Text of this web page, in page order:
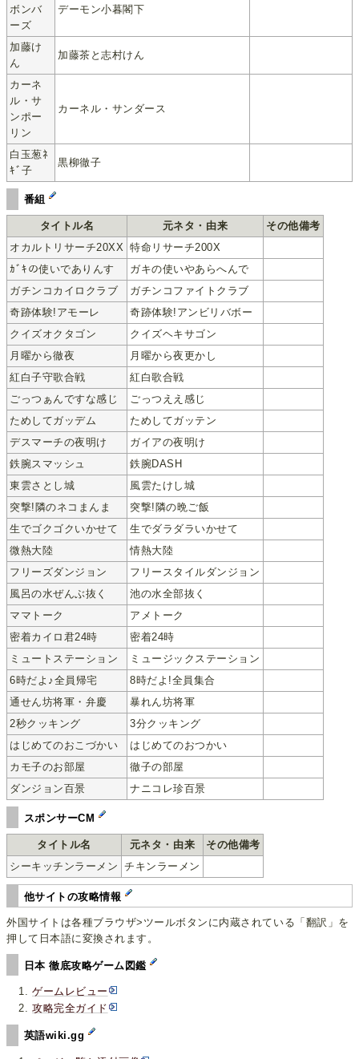
ボンバ
ーズ
デーモン小暮閣下
加藤け
ん
加藤茶と志村けん
カーネ
ル・サ
ンポー
リン
カーネル・サンダース
白玉葱ﾈ
ｷﾞ子
黒柳徹子
番組
タイトル名 元ネタ・由来
その他備考
オカルトリサーチ20XX 特命リサーチ200X
ｶﾞｷの使いでありんす
ガキの使いやあらへんで
ガチンコカイロクラブ
ガチンコファイトクラブ
奇跡体験!アモーレ
奇跡体験!アンビリバボー
クイズオクタゴン
クイズヘキサゴン
月曜から徹夜
月曜から夜更かし
紅白子守歌合戦
紅白歌合戦
ごっつぁんですな感じ
ごっつええ感じ
ためしてガッデム
ためしてガッテン
デスマーチの夜明け
ガイアの夜明け
鉄腕スマッシュ
鉄腕DASH
東雲さとし城
風雲たけし城
突撃!隣のネコまんま
突撃!隣の晩ご飯
生でゴクゴクいかせて
生でダラダラいかせて
微熱大陸
情熱大陸
フリーズダンジョン
フリースタイルダンジョン
風呂の水ぜんぶ抜く
池の水全部抜く
ママトーク
アメトーク
密着カイロ君24時
密着24時
ミュートステーション
ミュージックステーション
6時だよ♪全員帰宅
8時だよ!全員集合
通せん坊将軍・弁慶
暴れん坊将軍
2秒クッキング
3分クッキング
はじめてのおこづかい
はじめてのおつかい
カモ子のお部屋
徹子の部屋
ダンジョン百景
ナニコレ珍百景
スポンサーCM
タイトル名 元ネタ・由来
その他備考
シーキッチンラーメン チキンラーメン
他サイトの攻略情報
外国サイトは各種ブラウザ>ツールボタンに内蔵されている「翻訳」を
押して日本語に変換されます。
日本 徹底攻略ゲーム図鑑
ゲームレビュー
攻略完全ガイド
英語wiki.gg